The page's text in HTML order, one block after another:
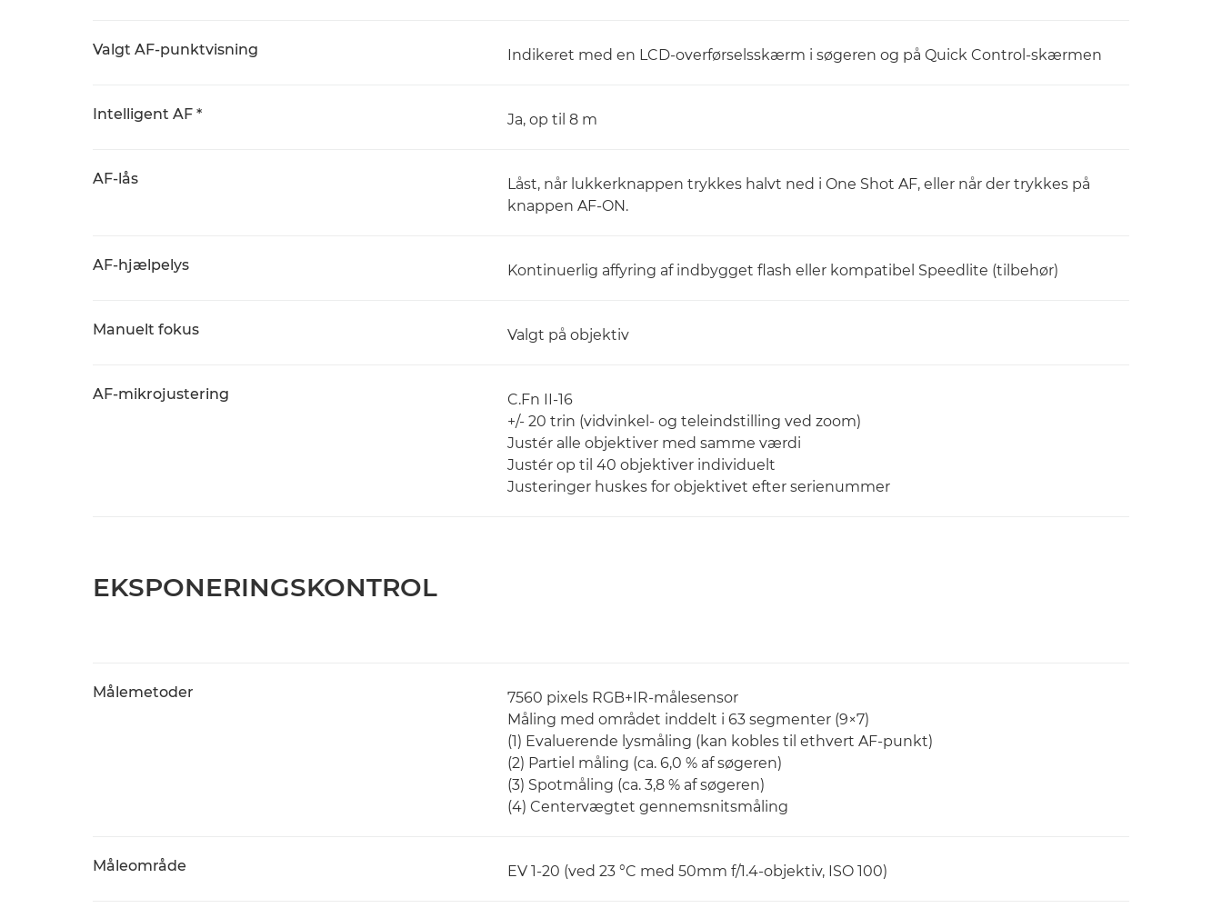
Valgt AF-punktvisning Indikeret med en LCD-overførselsskærm i søgeren og på Quick Control-skærmen
Intelligent AF * Ja, op til 8 m
AF-lås
Låst, når lukkerknappen trykkes halvt ned i One Shot AF, eller når der trykkes på
knappen AF-ON.
AF-hjælpelys Kontinuerlig affyring af indbygget flash eller kompatibel Speedlite (tilbehør)
Manuelt fokus Valgt på objektiv
AF-mikrojustering
C.Fn II-16
+/- 20 trin (vidvinkel- og teleindstilling ved zoom)
Justér alle objektiver med samme værdi
Justér op til 40 objektiver individuelt
Justeringer huskes for objektivet efter serienummer
EKSPONERINGSKONTROL
Målemetoder
7560 pixels RGB+IR-målesensor
Måling med området inddelt i 63 segmenter (9×7)
(1) Evaluerende lysmåling (kan kobles til ethvert AF-punkt)
(2) Partiel måling (ca. 6,0 % af søgeren)
(3) Spotmåling (ca. 3,8 % af søgeren)
(4) Centervægtet gennemsnitsmåling
Måleområde EV 1-20 (ved 23 °C med 50mm f/1.4-objektiv, ISO 100)